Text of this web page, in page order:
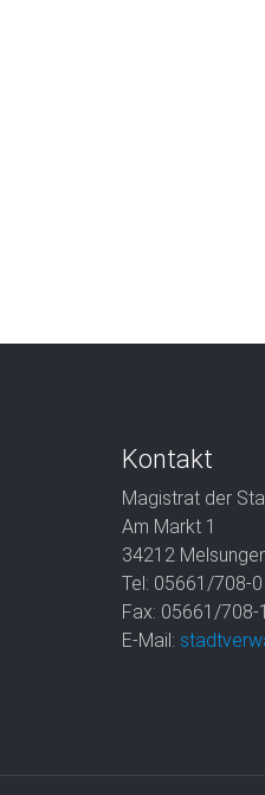
Kontakt
Magistrat der
Am Markt 1
34212
Tel: 05661/708-0
Fax: 05661/708-
E-Mail: